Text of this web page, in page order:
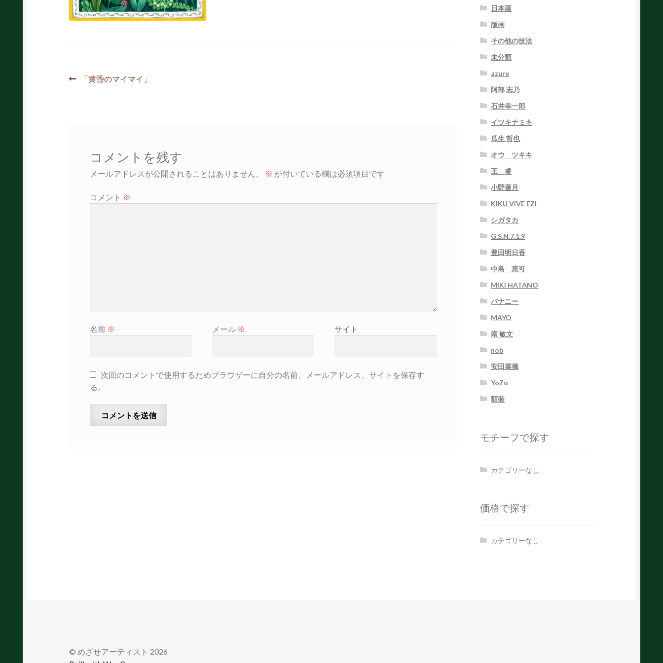
投
前
「黄昏のマイマイ」
コメントを残す
メールアドレスが公開されることはありません。 ※ が付いている欄は必須項目です
コメント ※
名前 ※ メール ※ サイト
次回のコメントで使用するためブラウザーに自分の名前、メールアドレス、サイトを保存す
る。
日本画
版画
その他の技法
未分類
azure
阿部 志乃
石井幸一郎
イツキナミキ
瓜生 哲也
オウ ツキキ
王 睿
小野蓮月
KIKU VIVE EZI
シガタカ
G.S.N.7.1.9
豊田明日香
中島 恵可
MIKI HATANO
バナニー
MAYO
南 敏文
nob
安田菜摘
YoZo
額装
モチーフで探す
カテゴリーなし
価格で探す
カテゴリーなし
© めざせアーティスト 2026